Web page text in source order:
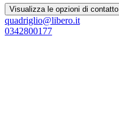
Visualizza le opzioni di contatto
quadriglio@libero.it
0342800177